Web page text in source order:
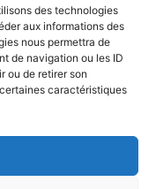
des technologies
aux informations des
nous permettra de
de navigation ou les ID
ou de retirer son
caractéristiques
les équipements
de la